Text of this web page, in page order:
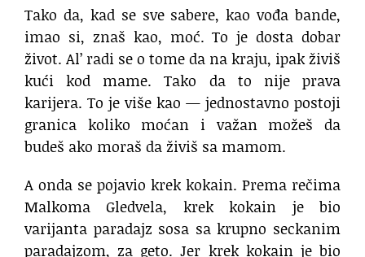
Tako da, kad se sve sabere, kao vođa bande,
imao si, znaš kao, moć. To je dosta dobar
život. Al’ radi se o tome da na kraju, ipak živiš
kući kod mame. Tako da to nije prava
karijera. To je više kao — jednostavno postoji
granica koliko moćan i važan možeš da
budeš ako moraš da živiš sa mamom.
A onda se pojavio krek kokain. Prema rečima
Malkoma Gledvela, krek kokain je bio
varijanta paradajz sosa sa krupno seckanim
paradajzom, za geto. Jer krek kokain je bio